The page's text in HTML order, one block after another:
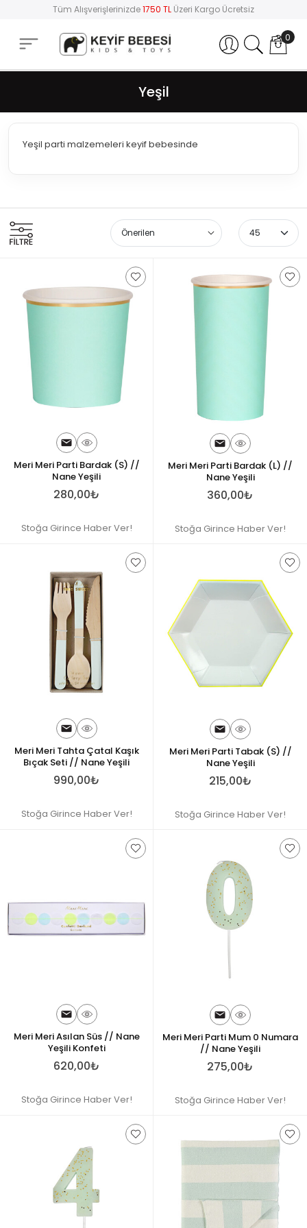
Tüm Alışverişlerinizde1750 TL Üzeri Kargo Ücretsiz
Hesabım 0
Yeşil
Yeşil parti malzemeleri keyif bebesinde
Meri Meri Parti Bardak (S) //
Nane Yeşili
280,00₺
Stoğa Girince Haber Ver!
Meri Meri Parti Bardak (L) //
Nane Yeşili
360,00₺
Stoğa Girince Haber Ver!
Meri Meri Tahta Çatal Kaşık
Bıçak Seti // Nane Yeşili
990,00₺
Stoğa Girince Haber Ver!
Meri Meri Parti Tabak (S) //
Nane Yeşili
215,00₺
Stoğa Girince Haber Ver!
Meri Meri Asılan Süs // Nane
Yeşili Konfeti
620,00₺
Stoğa Girince Haber Ver!
Meri Meri Parti Mum 0 Numara
// Nane Yeşili
275,00₺
Stoğa Girince Haber Ver!